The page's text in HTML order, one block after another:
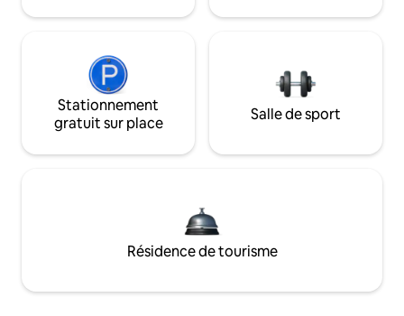
Stationnement
gratuit sur place
Salle de sport
Résidence de tourisme